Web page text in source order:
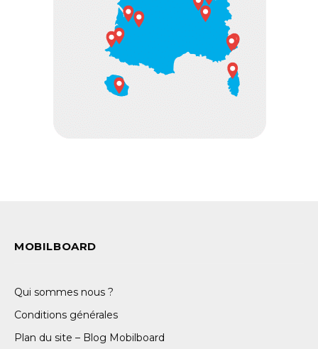
MOBILBOARD
Qui sommes nous ?
Conditions générales
Plan du site – Blog Mobilboard